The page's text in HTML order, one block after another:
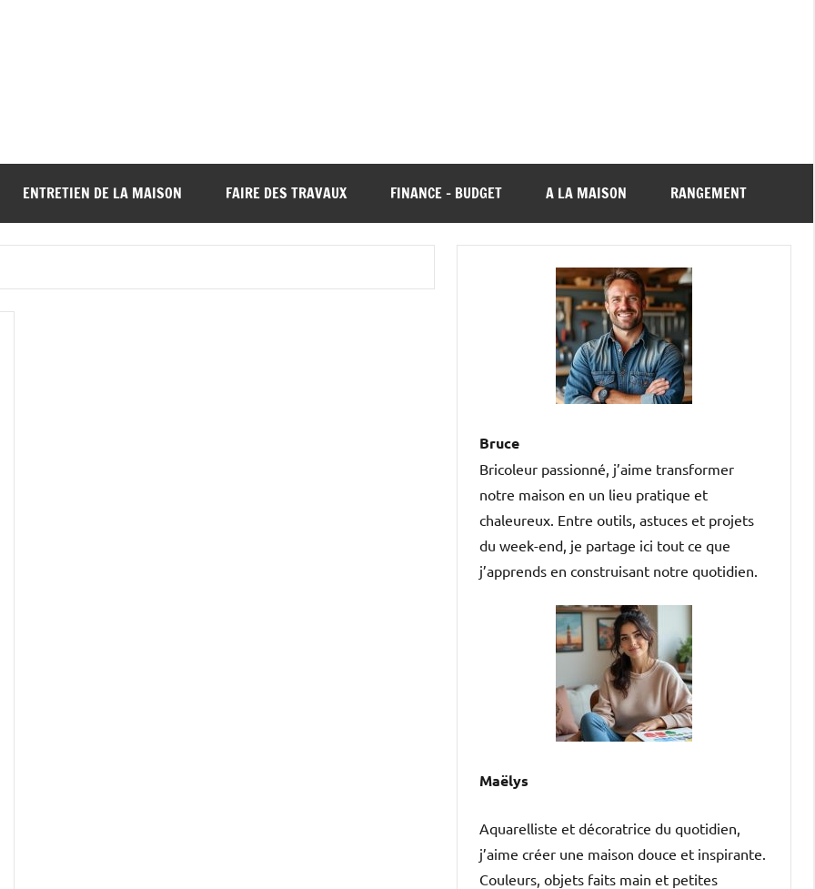
ENTRETIEN DE LA MAISON FAIRE DES TRAVAUX FINANCE – BUDGET A LA MAISON RANGEMENT
Bruce
Bricoleur passionné, j’aime transformer
notre maison en un lieu pratique et
chaleureux. Entre outils, astuces et projets
du week-end, je partage ici tout ce que
j’apprends en construisant notre quotidien.
Maëlys
Aquarelliste et décoratrice du quotidien,
j’aime créer une maison douce et inspirante.
Couleurs, objets faits main et petites